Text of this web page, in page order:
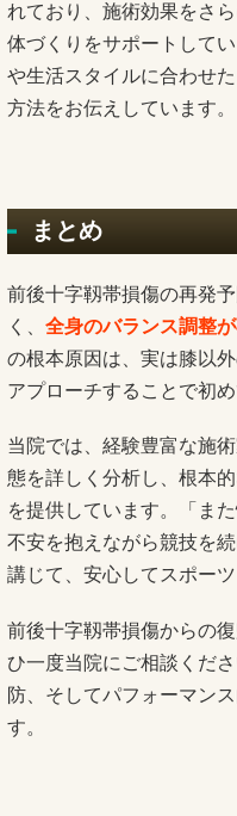
れており、施術効果をさ
体づくりをサポートして
や生活スタイルに合わせ
方法をお伝えしています。
まとめ
前後十字靱帯損傷の再発
く、 全身のバランス調整
の根本原因は、実は膝以
アプローチすることで初
当院では、経験豊富な施
態を詳しく分析し、根本
を提供しています。「ま
不安を抱えながら競技を
講じて、安心してスポー
前後十字靱帯損傷からの
ひ一度当院にご相談くだ
防、そしてパフォーマン
す。